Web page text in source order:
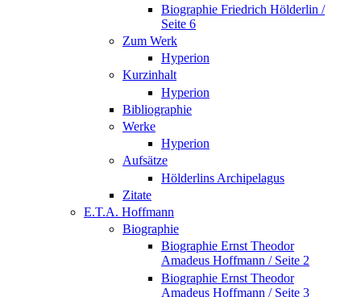
Biographie Friedrich Hölderlin /
Seite 6
Zum Werk
Hyperion
Kurzinhalt
Hyperion
Bibliographie
Werke
Hyperion
Aufsätze
Hölderlins Archipelagus
Zitate
E.T.A. Hoffmann
Biographie
Biographie Ernst Theodor
Amadeus Hoffmann / Seite 2
Biographie Ernst Theodor
Amadeus Hoffmann / Seite 3